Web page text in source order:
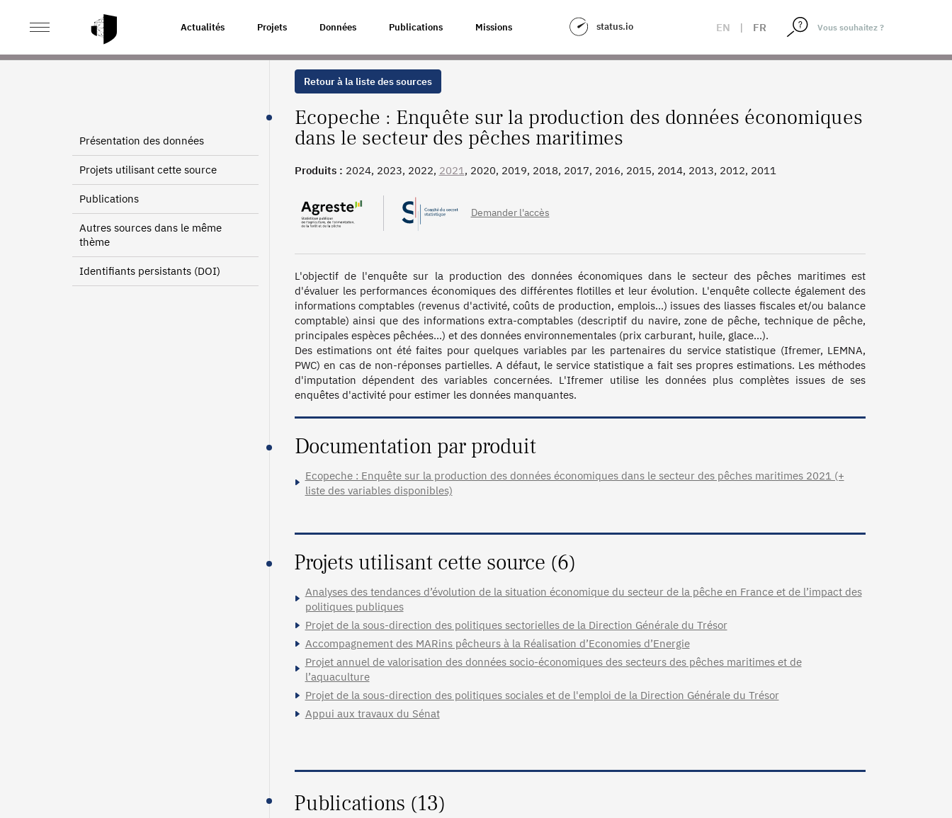
Actualités Projets Données Publications Missions status.io EN | FR
ACCUEIL ENQUÊTE SUR LA PRODUCTION DES DONNÉES ÉCONOMIQUES DANS LE SECTEUR DES PÊCHES MARITIMES
Présentation des données
Projets utilisant cette source
Publications
Autres sources dans le même
thème
Identifiants persistants (DOI)
Retour à la liste des sources
Ecopeche : Enquête sur la production des données économiques
dans le secteur des pêches maritimes
Produits : 2024, 2023, 2022, 2021, 2020, 2019, 2018, 2017, 2016, 2015, 2014, 2013, 2012, 2011
Demander l'accès
L'objectif de l'enquête sur la production des données économiques dans le secteur des pêches maritimes est
d'évaluer les performances économiques des différentes flotilles et leur évolution. L'enquête collecte également des
informations comptables (revenus d'activité, coûts de production, emplois...) issues des liasses fiscales et/ou balance
comptable) ainsi que des informations extra-comptables (descriptif du navire, zone de pêche, technique de pêche,
principales espèces pêchées...) et des données environnementales (prix carburant, huile, glace...).
Des estimations ont été faites pour quelques variables par les partenaires du service statistique (Ifremer, LEMNA,
PWC) en cas de non-réponses partielles. A défaut, le service statistique a fait ses propres estimations. Les méthodes
d'imputation dépendent des variables concernées. L'Ifremer utilise les données plus complètes issues de ses
enquêtes d'activité pour estimer les données manquantes.
Documentation par produit
Ecopeche : Enquête sur la production des données économiques dans le secteur des pêches maritimes 2021 (+
liste des variables disponibles)
Projets utilisant cette source (6)
Analyses des tendances d’évolution de la situation économique du secteur de la pêche en France et de l’impact des
politiques publiques
Projet de la sous-direction des politiques sectorielles de la Direction Générale du Trésor
Accompagnement des MARins pêcheurs à la Réalisation d’Economies d’Energie
Projet annuel de valorisation des données socio-économiques des secteurs des pêches maritimes et de
l’aquaculture
Projet de la sous-direction des politiques sociales et de l'emploi de la Direction Générale du Trésor
Appui aux travaux du Sénat
Publications (13)